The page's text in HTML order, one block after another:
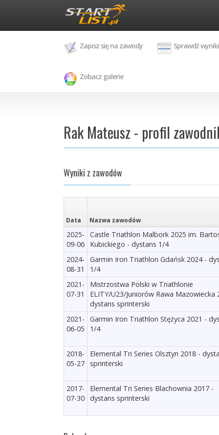
Zapisz się na zawody Sprawdź wyniki
Zobacz galerie
Rak Mateusz - profil
Wyniki z zawodów
Data Nazwa zawodów
2025-
09-06
Castle Triathlon Malbork 2025 im.
Kubickiego - dystans 1/4
2024-
08-31
Garmin Iron Triathlon Gdańsk 2024 -
1/4
2021-
07-31
Mistrzostwa Polski w Triathlonie
ELITY/U23/Juniorów Rawa Mazowiecka
dystans sprinterski
2021-
06-05
Garmin Iron Triathlon Stężyca 2021 -
1/4
2018-
05-27
Elemental Tri Series Olsztyn 2018 -
sprinterski
2017-
07-30
Elemental Tri Series Blachownia 2017 -
dystans sprinterski